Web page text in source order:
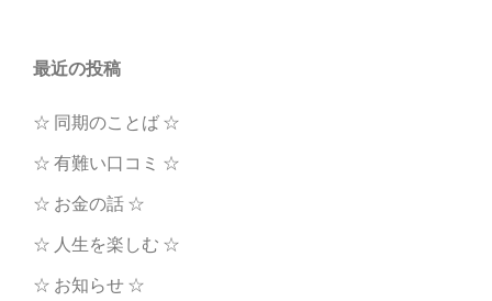
最近の投稿
☆ 同期のことば ☆
☆ 有難い口コミ ☆
☆ お金の話 ☆
☆ 人生を楽しむ ☆
☆ お知らせ ☆